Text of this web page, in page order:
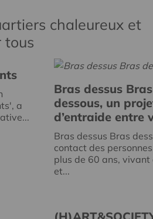
chaleureux et
tous
a
Bras dessus Bras
dessous, un
d’entraide entre
Bras dessus Bras
contact des
plus de 60 ans, vivant
et...